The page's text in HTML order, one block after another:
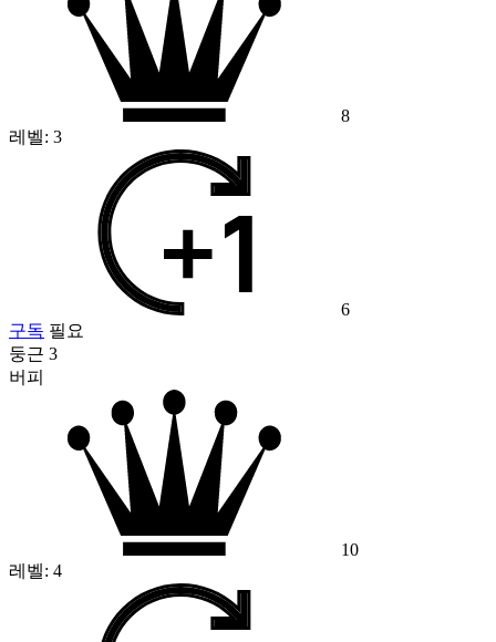
8
레벨: 3
6
구독 필요
둥근 3
버피
10
레벨: 4